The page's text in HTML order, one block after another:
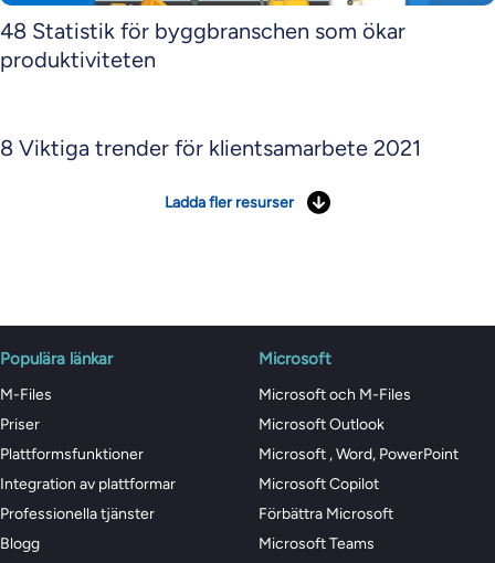
48 Statistik för byggbranschen som ökar
produktiviteten
8 Viktiga trender för klientsamarbete 2021
Ladda fler resurser
Populära länkar
M-Files
Priser
Plattformsfunktioner
Integration av plattformar
Professionella tjänster
Blogg
Microsoft
Microsoft och M-Files
Microsoft Outlook
Microsoft , Word, PowerPoint
Microsoft Copilot
Förbättra Microsoft
Microsoft Teams